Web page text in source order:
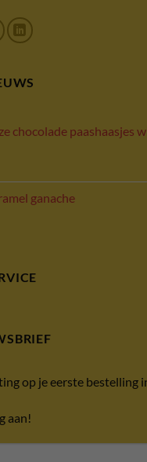
chocolade paashaasjes
ganache
op je eerste bestelling
aan!